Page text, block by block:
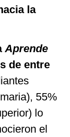
la
Aprende
de entre
55%
lo
el